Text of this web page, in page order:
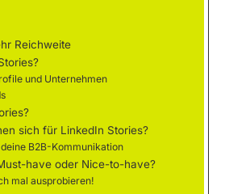
Reichweite
und Unternehmen
sich für LinkedIn Stories?
B2B-Kommunikation
have oder Nice-to-have?
mal ausprobieren!